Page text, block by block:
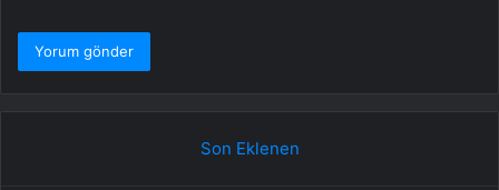
Son Eklenen